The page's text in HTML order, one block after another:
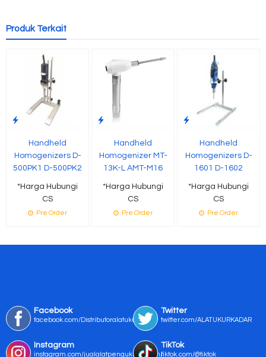
Produk Terkait
Handheld
Homogenizers D-
500PK1 D-500PK2
*Harga Hubungi
CS
Pre Order
Handheld
Homogenizer MT-
13K-L AMT-M16
*Harga Hubungi
CS
Pre Order
Handheld
Homogenizers D-
1601 D-1602
*Harga Hubungi
CS
Pre Order
Facebook
facebook.com/Distributoralatukur
Twitter
twitter.com/ALATUKURKADAR
Instagram
instagram.com/jualalatpengukurmurah/
TikTok
tiktok.com/@tiktok